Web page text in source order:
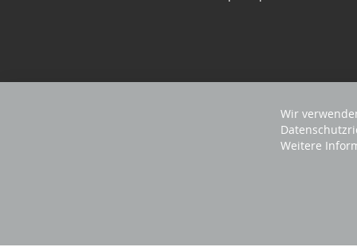
2023 REVISAGE GMBH - ALLE RECHTE
Wir
Weitere